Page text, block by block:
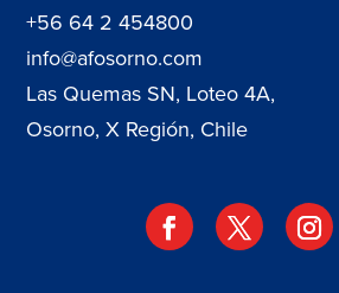
+56 64 2 454800
info@afosorno.com
Las Quemas SN, Loteo 4A,
Osorno, X Región, Chile